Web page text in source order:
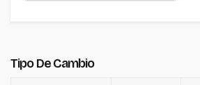
Tipo De Cambio